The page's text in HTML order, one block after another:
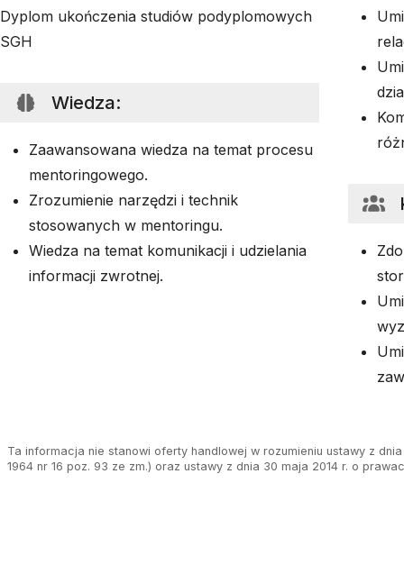
Dyplom ukończenia studiów podyplomowych
SGH
Wiedza:
Zaawansowana wiedza na temat procesu
mentoringowego.
Zrozumienie narzędzi i technik
stosowanych w mentoringu.
Wiedza na temat komunikacji i udzielania
informacji zwrotnej.
Ta informacja nie stanowi oferty handlowej w rozumieniu ustawy z
1964 nr 16 poz. 93 ze zm.) oraz ustawy z dnia 30 maja 2014 r. o